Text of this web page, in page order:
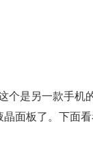
个是另一款手
面板了。下面